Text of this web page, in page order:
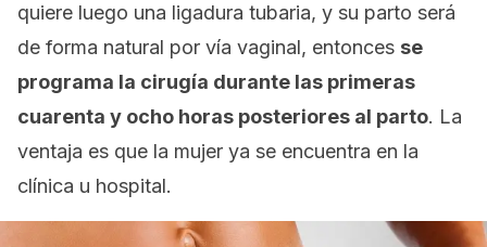
quiere luego una ligadura tubaria, y su parto será
de forma natural por vía vaginal, entonces se
programa la cirugía durante las primeras
cuarenta y ocho horas posteriores al parto. La
ventaja es que la mujer ya se encuentra en la
clínica u hospital.